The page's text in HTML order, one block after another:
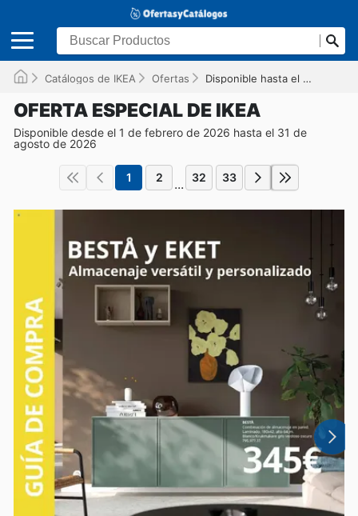
Catálogos de IKEA Ofertas Disponible hasta el 31/08/2026
OFERTA ESPECIAL DE IKEA
Disponible desde el 1 de febrero de 2026 hasta el 31 de
agosto de 2026
1 2 ... 32 33